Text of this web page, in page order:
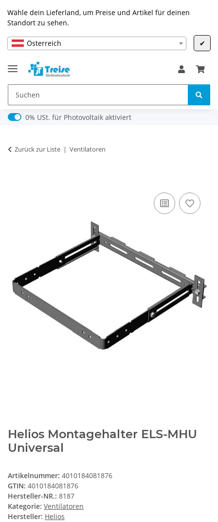
Wähle dein Lieferland, um Preise und Artikel für deinen
Standort zu sehen.
Österreich ✔
0% USt. für Photovoltaik (§ 12 Abs. 3 UStG)
0% USt. für Photovoltaik aktiviert
Zurück zur Liste Ventilatoren
Helios Montagehalter ELS-MHU
Universal
Artikelnummer: 4010184081876
GTIN: 4010184081876
Hersteller-NR.: 8187
Kategorie: Ventilatoren
Hersteller: Helios